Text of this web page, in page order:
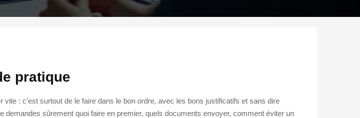
pratique
vite : c’est surtout de le faire dans le bon ordre, avec les bons justificatifs et sans dire
sûrement quoi faire en premier, quels documents envoyer, comment éviter un